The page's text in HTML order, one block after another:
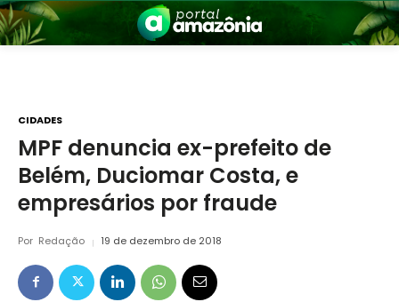
CIDADES
MPF denuncia ex-prefeito de
Belém, Duciomar Costa, e
empresários por fraude
Por Redação 19 de dezembro de 2018